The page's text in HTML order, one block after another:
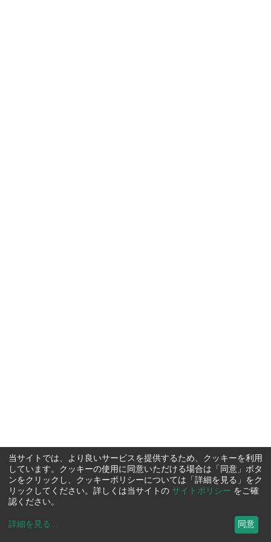
当サイトでは、より良いサービスを提供するため、クッキーを利用
しています。クッキーの使用に同意いただける場合は「同意」ボタ
ンをクリックし、クッキーポリシーについては「詳細を見る」をク
リックしてください。詳しくは当サイトの サイトポリシー をご確
認ください。
詳細を見る ... 同意